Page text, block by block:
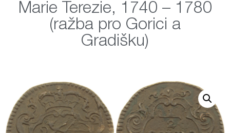
Marie Terezie, 1740 – 1780
(ražba pro Gorici a
Gradišku)